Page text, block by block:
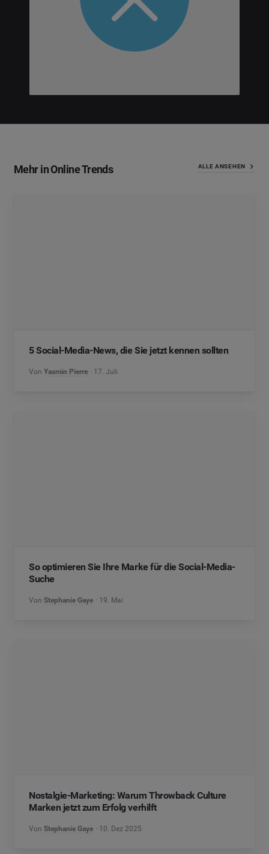
Mehr in Online Trends ALLE ANSEHEN
5 Social-Media-News, die Sie jetzt kennen sollten
Von Yasmin Pierre 17. Juli
So optimieren Sie Ihre Marke für die Social-Media-
Suche
Von Stephanie Gaye 19. Mai
Nostalgie-Marketing: Warum Throwback Culture
Marken jetzt zum Erfolg verhilft
Von Stephanie Gaye 10. Dez 2025